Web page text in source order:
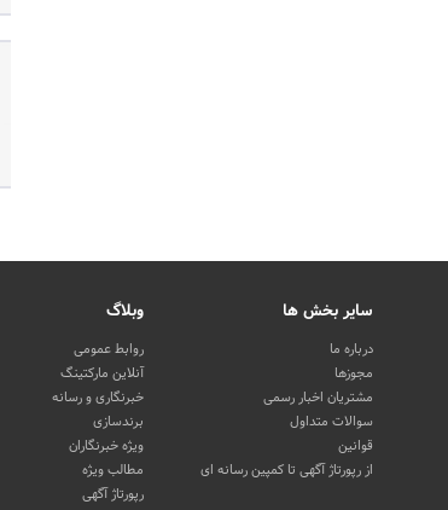
سایر بخش ها
درباره ما
مجوزها
مشتریان اخبار رسمی
سوالات متداول
قوانین
از رپورتاژ آگهی تا کمپین رسانه ای
وبلاگ
روابط عمومی
آنلاین مارکتینگ
خبرنگاری و رسانه
برندسازی
ویژه خبرنگاران
مطالب ویژه
رپورتاژ آگهی